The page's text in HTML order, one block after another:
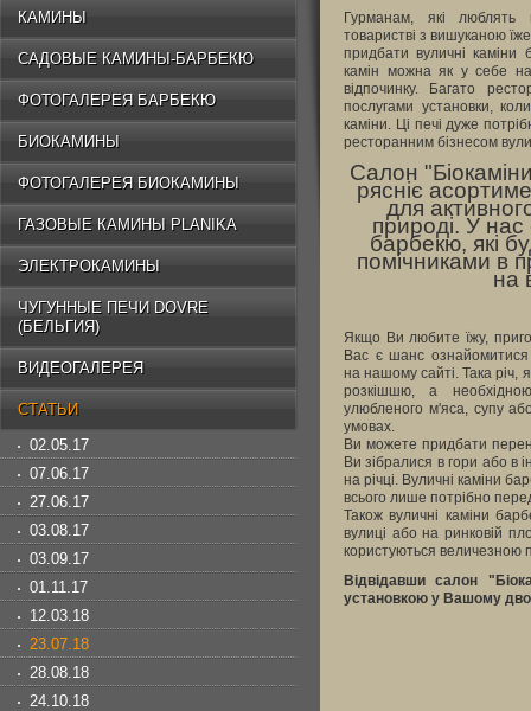
КАМИНЫ
САДОВЫЕ КАМИНЫ-БАРБЕКЮ
ФОТОГАЛЕРЕЯ БАРБЕКЮ
БИОКАМИНЫ
ФОТОГАЛЕРЕЯ БИОКАМИНЫ
ГАЗОВЫЕ КАМИНЫ PLANIKA
ЭЛЕКТРОКАМИНЫ
ЧУГУННЫЕ ПЕЧИ DOVRE
(БЕЛЬГИЯ)
ВИДЕОГАЛЕРЕЯ
СТАТЬИ
02.05.17
07.06.17
27.06.17
03.08.17
03.09.17
01.11.17
12.03.18
23.07.18
28.08.18
24.10.18
Гурманам, які
товаристві з вишуканою
придбати вуличні
камін можна як у себе на
відпочинку. Багато
послугами установки,
каміни. Ці печі дуже
ресторанним бізнесом
Салон
рясніє
для
природі. У нас
барбекю, які
помічниками в
на
Якщо Ви любите їжу,
Вас є шанс
на нашому сайті. Така річ,
розкішшю, а
улюбленого м'яса, супу
умовах.
Ви можете придбати
Ви зібралися в гори або в
на річці. Вуличні каміни
всього лише потрібно
Також вуличні каміни
вулиці або на ринковій
користуються величезною
Відвідавши салон
установкою у Вашому